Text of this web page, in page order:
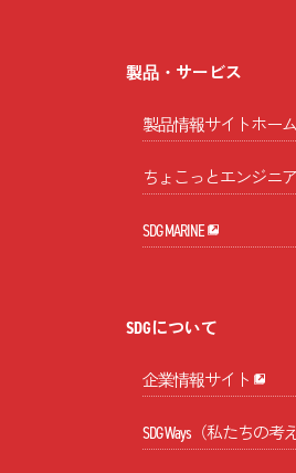
製品・サービス
製品情報サイトホーム
ちょこっとエンジニ
SDG MARINE
SDGについて
企業情報サイト
SDG Ways（私たちの考